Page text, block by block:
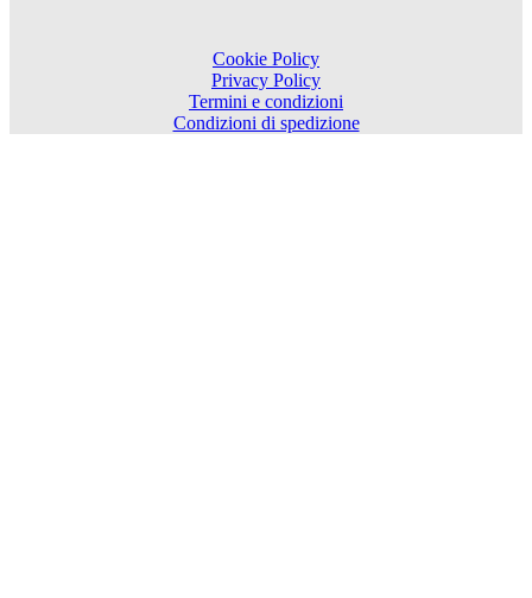
Cookie Policy
Privacy Policy
Termini e condizioni
Condizioni di spedizione